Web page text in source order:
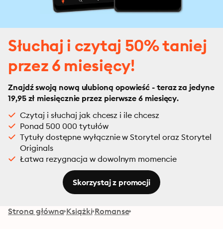
Słuchaj i czytaj 50% taniej
przez 6 miesięcy!
Znajdź swoją nową ulubioną opowieść - teraz za jedyne
19,95 zł miesięcznie przez pierwsze 6 miesięcy.
Czytaj i słuchaj jak chcesz i ile chcesz
Ponad 500 000 tytułów
Tytuły dostępne wyłącznie w Storytel oraz Storytel
Originals
Łatwa rezygnacja w dowolnym momencie
Skorzystaj z promocji
Strona główna Książki Romanse